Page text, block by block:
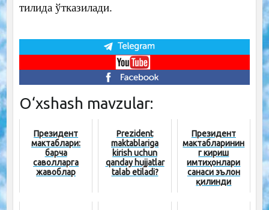
тилида ўтказилади.
O‘xshash mavzular:
Президент
мактаблари:
барча
саволларга
жавоблар
Prezident
maktablariga
kirish uchun
qanday hujjatlar
talab etiladi?
Президент
мактабларинин
г кириш
имтиҳонлари
санаси эълон
қилинди